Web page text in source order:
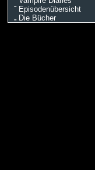
Episodenübersicht
Die Bücher